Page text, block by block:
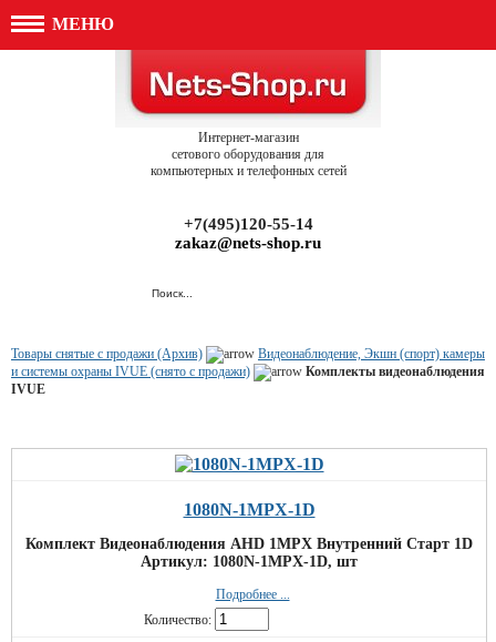
МЕНЮ
Интернет-магазин
сетового оборудования для
компьютерных и телефонных сетей
+7(495)120-55-14
zakaz@nets-shop.ru
Товары снятые с продажи (Архив)
Видеонаблюдение, Экшн (спорт) камеры
и системы охраны IVUE (снято с продажи)
Комплекты видеонаблюдения
IVUE
1080N-1MPX-1D
Комплект Видеонаблюдения AHD 1MPX Внутренний Старт 1D
Артикул: 1080N-1MPX-1D, шт
Подробнее ...
Количество: